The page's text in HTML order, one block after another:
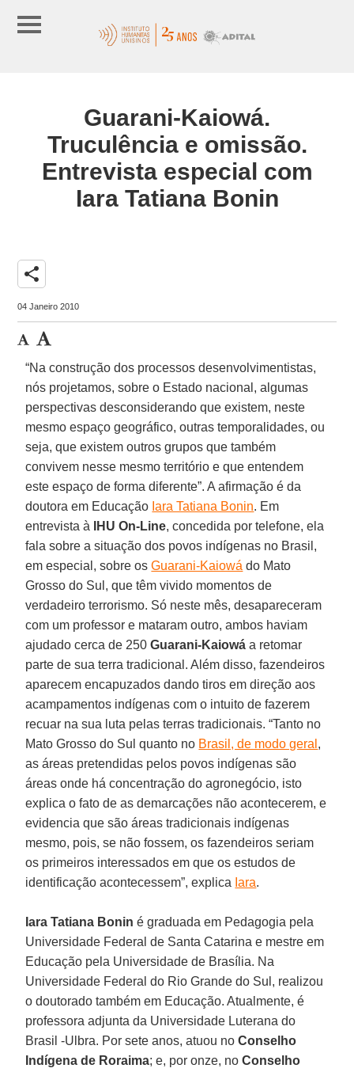
Guarani-Kaiowá.
Truculência e omissão.
Entrevista especial com
Iara Tatiana Bonin
share
04 Janeiro 2010
“Na construção dos processos desenvolvimentistas,
nós projetamos, sobre o Estado nacional, algumas
perspectivas desconsiderando que existem, neste
mesmo espaço geográfico, outras temporalidades, ou
seja, que existem outros grupos que também
convivem nesse mesmo território e que entendem
este espaço de forma diferente”. A afirmação é da
doutora em Educação Iara Tatiana Bonin. Em
entrevista à
IHU On-Line, concedida por telefone, ela
fala sobre a situação dos povos indígenas no Brasil,
em especial, sobre osGuarani-Kaiowá do Mato
Grosso do Sul, que têm vivido momentos de
verdadeiro terrorismo. Só neste mês, desapareceram
com um professor e mataram outro, ambos haviam
ajudado cerca de 250Guarani-Kaiowá a retomar
parte de sua terra tradicional. Além disso, fazendeiros
aparecem encapuzados dando tiros em direção aos
acampamentos indígenas com o intuito de fazerem
recuar na sua luta pelas terras tradicionais. “Tanto no
Mato Grosso do Sul quanto no Brasil, de modo geral ,
as áreas pretendidas pelos povos indígenas são
áreas onde há concentração do agronegócio, isto
explica o fato de as demarcações não acontecerem, e
evidencia que são áreas tradicionais indígenas
mesmo, pois, se não fossem, os fazendeiros seriam
os primeiros interessados em que os estudos de
identificação acontecessem”, explica Iara.
Iara Tatiana Bonin é graduada em Pedagogia pela
Universidade Federal de Santa Catarina e mestre em
Educação pela Universidade de Brasília. Na
Universidade Federal do Rio Grande do Sul, realizou
o doutorado também em Educação. Atualmente, é
professora adjunta da Universidade Luterana do
Brasil -Ulbra. Por sete anos, atuou noConselho
Indígena de Roraima; e, por onze, noConselho